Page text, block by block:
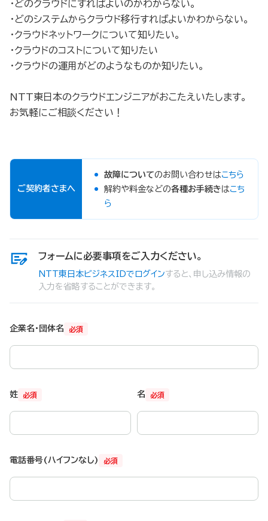
・どのクラウドにすればよいのかわからない。
・どのシステムからクラウド移行すればよいかわからない。
・クラウドネットワークについて知りたい。
・クラウドのコストについて知りたい
・クラウドの運用がどのようなものか知りたい。
NTT東日本のクラウドエンジニアがおこたえいたします。
お気軽にご相談ください！
ご契約者さまへ
故障についてのお問い合わせはこちら
解約や料金などの各種お手続きはこち
ら
フォームに必要事項をご入力ください。
NTT東日本ビジネスIDでログインすると、申し込み情報の
入力を省略することができます。
必須
企業名・団体名
必須
姓 必須
名
必須
電話番号(ハイフンなし)